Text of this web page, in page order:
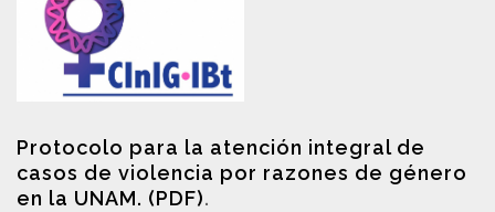
Protocolo para la atención integral de
casos de violencia por razones de género
en la UNAM. (PDF).